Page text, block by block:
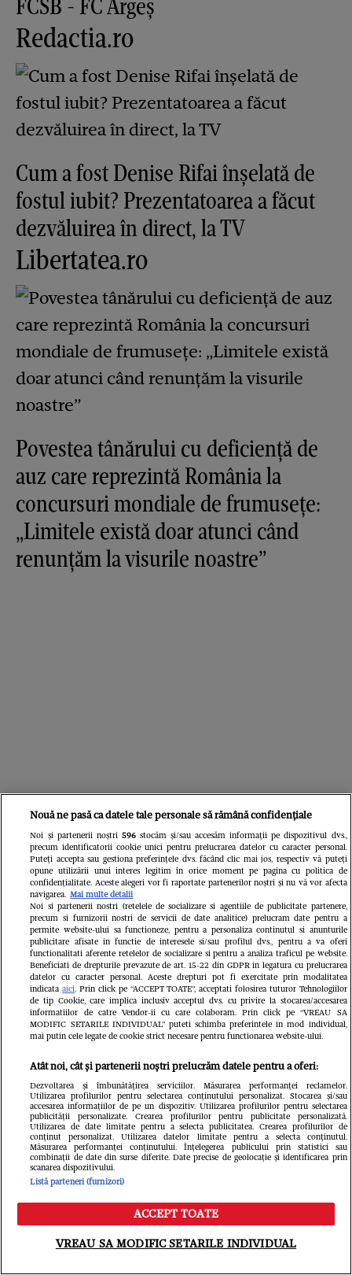
FCSB - FC Argeș
Redactia.ro
Cum a fost Denise Rifai înșelată de
fostul iubit? Prezentatoarea a făcut
dezvăluirea în direct, la TV
Libertatea.ro
Povestea tânărului cu deficiență de
auz care reprezintă România la
concursuri mondiale de frumusețe:
„Limitele există doar atunci când
renunțăm la visurile noastre”
Din aceeași categorie
VEDETE SI EVENIMENTE
Cine este Roxana Vașniuc. A lucrat la
Etno TV, de unde a fost concediată,
și este divorțată de tatăl fiicei sale
VEDETE
Ce s-a
Cornel
Insula
Meniu Caută
Nouă ne pasă ca datele tale personale să rămână confidențiale
Noi și partenerii noștri 596stocăm și/sau accesăm informații pe dispozitivul dvs.,
precum identificatorii cookie unici pentru prelucrarea datelor cu caracter personal.
Puteți accepta sau gestiona preferințele dvs. făcând clic mai jos, respectiv vă puteți
opune utilizării unui interes legitim în orice moment pe pagina cu politica de
confidențialitate. Aceste alegeri vor fi raportate partenerilor noștri și nu vă vor afecta
navigarea. Mai multe detalii
Noi si partenerii nostri (retelele de socializare si agentiile de publicitate partenere,
precum si furnizorii nostri de servicii de date analitice) prelucram date pentru a
permite website-ului sa functioneze, pentru a personaliza continutul si anunturile
publicitare afisate in functie de interesele si/sau profilul dvs., pentru a va oferi
functionalitati aferente retelelor de socializare si pentru a analiza traficul pe website.
Beneficiati de drepturile prevazute de art. 15-22 din GDPR in legatura cu prelucrarea
datelor cu caracter personal. Aceste drepturi pot fi exercitate prin modalitatea
indicataaici. Prin click pe “ACCEPT TOATE”, acceptati folosirea tuturor Tehnologiilor
de tip Cookie, care implica inclusiv acceptul dvs. cu privire la stocarea/accesarea
informatiilor de catre Vendor-ii cu care colaboram. Prin click pe “VREAU SA
MODIFIC SETARILE INDIVIDUAL” puteti schimba preferintele in mod individual,
mai putin cele legate de cookie strict necesare pentru functionarea website-ului.
Atât noi, cât și partenerii noștri prelucrăm datele pentru a oferi:
Dezvoltarea și îmbunătățirea serviciilor. Măsurarea performanței reclamelor.
Utilizarea profilurilor pentru selectarea conținutului personalizat. Stocarea și/sau
accesarea informațiilor de pe un dispozitiv. Utilizarea profilurilor pentru selectarea
publicității personalizate. Crearea profilurilor pentru publicitate personalizată.
Utilizarea de date limitate pentru a selecta publicitatea. Crearea profilurilor de
conținut personalizat. Utilizarea datelor limitate pentru a selecta conținutul.
Măsurarea performanței conținutului. Înțelegerea publicului prin statistici sau
combinații de date din surse diferite. Date precise de geolocație și identificarea prin
scanarea dispozitivului.
Listă parteneri (furnizori)
ACCEPT TOATE
VREAU SA MODIFIC SETARILE INDIVIDUAL